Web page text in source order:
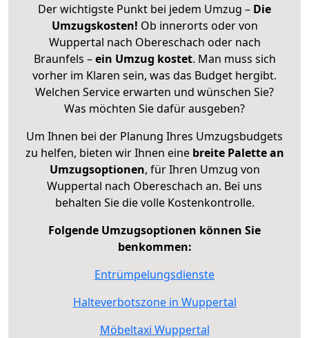
Der wichtigste Punkt bei jedem Umzug – Die
Umzugskosten! Ob innerorts oder von
Wuppertal nach Obereschach oder nach
Braunfels –ein Umzug kostet. Man muss sich
vorher im Klaren sein, was das Budget hergibt.
Welchen Service erwarten und wünschen Sie?
Was möchten Sie dafür ausgeben?
Um Ihnen bei der Planung Ihres Umzugsbudgets
zu helfen, bieten wir Ihnen eine breite Palette an
Umzugsoptionen, für Ihren Umzug von
Wuppertal nach Obereschach an. Bei uns
behalten Sie die volle Kostenkontrolle.
Folgende Umzugsoptionen können Sie
benkommen:
Entrümpelungsdienste
Halteverbotszone in Wuppertal
Möbeltaxi Wuppertal